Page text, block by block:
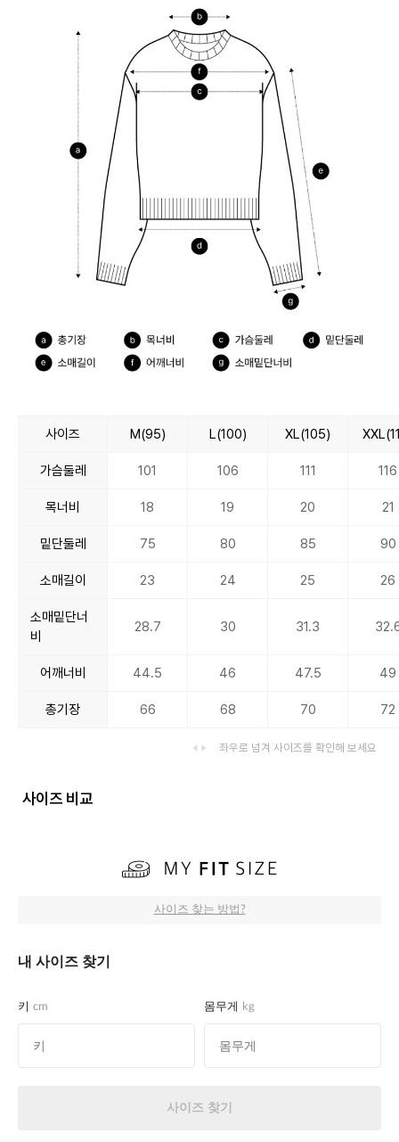
사이즈 M(95) L(100) XL(105)
가슴둘레 101 106 111 116
목너비 18 19 20 21
밑단둘레 75 80 85 90
소매길이 23 24 25 26
소매밑단너
비
28.7 30 31.3
어깨너비 44.5 46 47.5 49
총기장 66 68 70 72
좌우로 넘겨 사이즈를 확인해 보세요
사이즈 비교